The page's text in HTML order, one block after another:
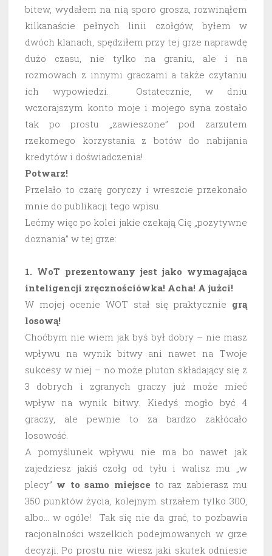
bitew, wydałem na nią sporo grosza, rozwinąłem
kilkanaście pełnych linii czołgów, byłem w
dwóch klanach, spędziłem przy tej grze naprawdę
dużo czasu, nie tylko na graniu, ale i na
rozmowach z innymi graczami a także czytaniu
ich wypowiedzi. Ostatecznie, w dniu
wczorajszym konto moje i mojego syna zostało
tak po prostu „zawieszone” pod zarzutem
rzekomego korzystania z botów do nabijania
kredytów i doświadczenia!
Potwarz!
Przelało to czarę goryczy i wreszcie przekonało
mnie do publikacji tego wpisu.
Lećmy więc po kolei jakie czekają Cię „pozytywne
doznania” w tej grze:
1. WoT prezentowany jest jako wymagająca
inteligencji zręcznościówka! Acha! A jużci!
W mojej ocenie WOT stał się praktycznie grą
losową!
Choćbym nie wiem jak byś był dobry – nie masz
wpływu na wynik bitwy ani nawet na Twoje
sukcesy w niej – no może pluton składający się z
3 dobrych i zgranych graczy już może mieć
wpływ na wynik bitwy. Kiedyś mogło być 4
graczy, ale pewnie to za bardzo zakłócało
losowość.
A pomyślunek wpływu nie ma bo nawet jak
zajedziesz jakiś czołg od tyłu i walisz mu „w
plecy” w to samo miejsce to raz zabierasz mu
350 punktów życia, kolejnym strzałem tylko 300,
albo… w ogóle! Tak się nie da grać, to pozbawia
racjonalności wszelkich podejmowanych w grze
decyzji. Po prostu nie wiesz jaki skutek odniesie